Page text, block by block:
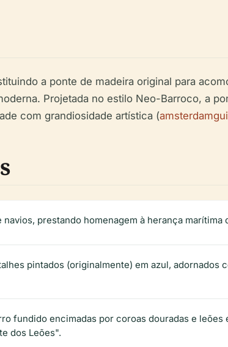
a ponte de madeira original para
Projetada no estilo Neo-Barroco, a
com grandiosidade artística (
prestando homenagem à herança marítima
pintados (originalmente) em azul, adornados
fundido encimadas por coroas douradas e
dos Leões".